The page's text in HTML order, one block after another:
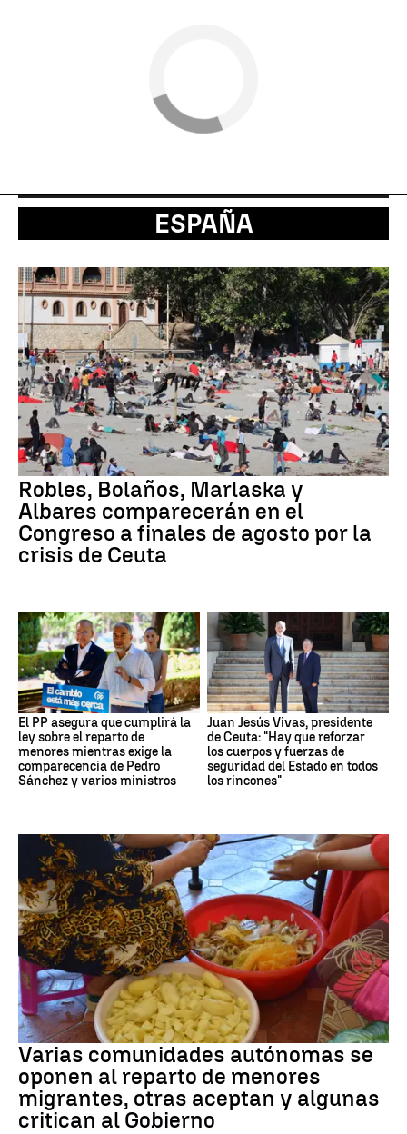
ESPAÑA
Robles, Bolaños, Marlaska y
Albares comparecerán en el
Congreso a finales de agosto por la
crisis de Ceuta
El PP asegura que cumplirá la
ley sobre el reparto de
menores mientras exige la
comparecencia de Pedro
Sánchez y varios ministros
Juan Jesús Vivas, presidente
de Ceuta: "Hay que reforzar
los cuerpos y fuerzas de
seguridad del Estado en todos
los rincones"
Crisis Migratoria
Varias comunidades autónomas se
oponen al reparto de menores
migrantes, otras aceptan y algunas
critican al Gobierno